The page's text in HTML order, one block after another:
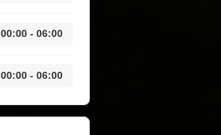
00:00 - 06:00
00:00 - 06:00